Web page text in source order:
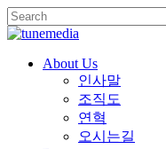
Skip
to
content
Close
Menu
About Us
인사말
조직도
연혁
오시는길